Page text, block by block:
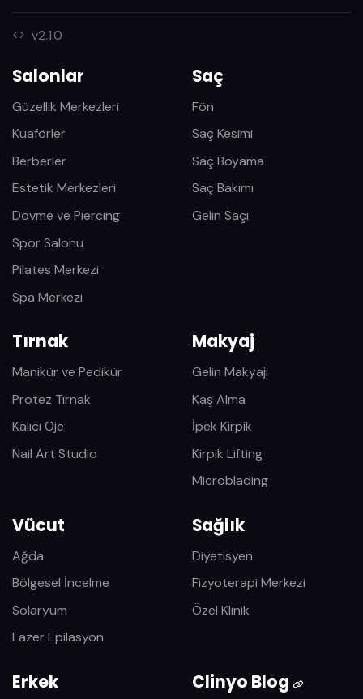
v2.1.0
Salonlar
Güzellik Merkezleri
Kuaförler
Berberler
Estetik Merkezleri
Dövme ve Piercing
Spor Salonu
Pilates Merkezi
Spa Merkezi
Saç
Fön
Saç Kesimi
Saç Boyama
Saç Bakımı
Gelin Saçı
Tırnak
Manikür ve Pedikür
Protez Tırnak
Kalıcı Oje
Nail Art Studio
Makyaj
Gelin Makyajı
Kaş Alma
İpek Kirpik
Kirpik Lifting
Microblading
Vücut
Ağda
Bölgesel İncelme
Solaryum
Lazer Epilasyon
Sağlık
Diyetisyen
Fizyoterapi Merkezi
Özel Klinik
Erkek Clinyo Blog